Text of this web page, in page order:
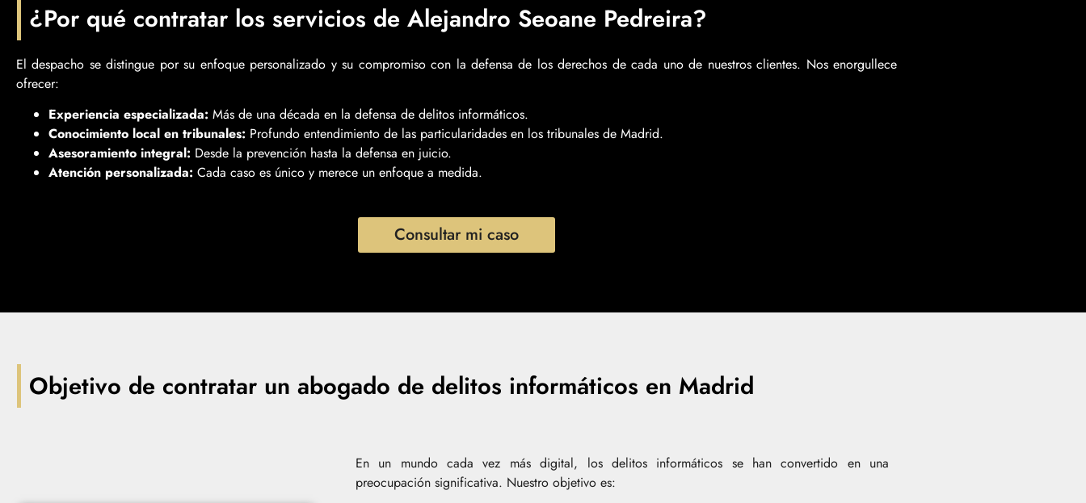
¿Por qué contratar los servicios de Alejandro Seoane Pedreira?
El despacho se distingue por su enfoque personalizado y su compromiso con la defensa de los derechos de cada uno de nuestros clientes. Nos enorgullece
ofrecer:
Experiencia especializada: Más de una década en la defensa de delitos informáticos.
Conocimiento local en tribunales: Profundo entendimiento de las particularidades en los tribunales de Madrid.
Asesoramiento integral: Desde la prevención hasta la defensa en juicio.
Atención personalizada: Cada caso es único y merece un enfoque a medida.
Consultar mi caso
Objetivo de contratar un abogado de delitos informáticos en Madrid
En un mundo cada vez más digital, los delitos informáticos se han convertido en una
preocupación significativa. Nuestro objetivo es: